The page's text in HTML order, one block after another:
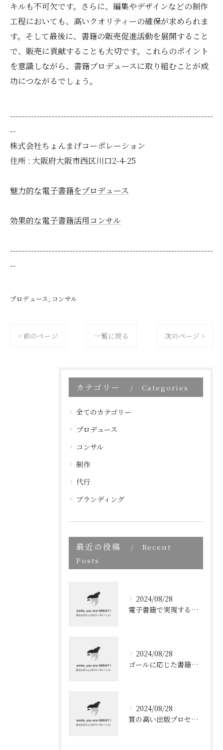
キルも不可欠です。さらに、編集やデザインなどの制作
工程においても、高いクオリティーの確保が求められま
す。そして最後に、書籍の販売促進活動を展開すること
で、販売に貢献することも大切です。これらのポイント
を意識しながら、書籍プロデュースに取り組むことが成
功につながるでしょう。
--------------------------------------------------------------------
--
株式会社ちょんまげコーポレーション
住所 : 大阪府大阪市西区川口2-4-25
魅力的な電子書籍をプロデュース
効果的な電子書籍活用コンサル
--------------------------------------------------------------------
--
プロデュース コンサル
< 前のページ 一覧に戻る 次のページ >
カテゴリー Categories
全てのカテゴリー
プロデュース
コンサル
制作
代行
ブランディング
最近の投稿
Recent
Posts
2024/08/28
電子書籍で実現する質の高いブランディング
2024/08/28
ゴールに応じた書籍のプロデュース
2024/08/28
質の高い出版プロセスの秘密